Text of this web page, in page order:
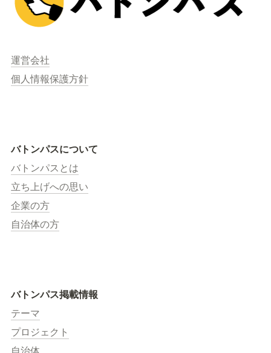
運営会社
個人情報保護方針
バトンパスについて
バトンパスとは
立ち上げへの思い
企業の方
自治体の方
バトンパス掲載情報
テーマ
プロジェクト
自治体